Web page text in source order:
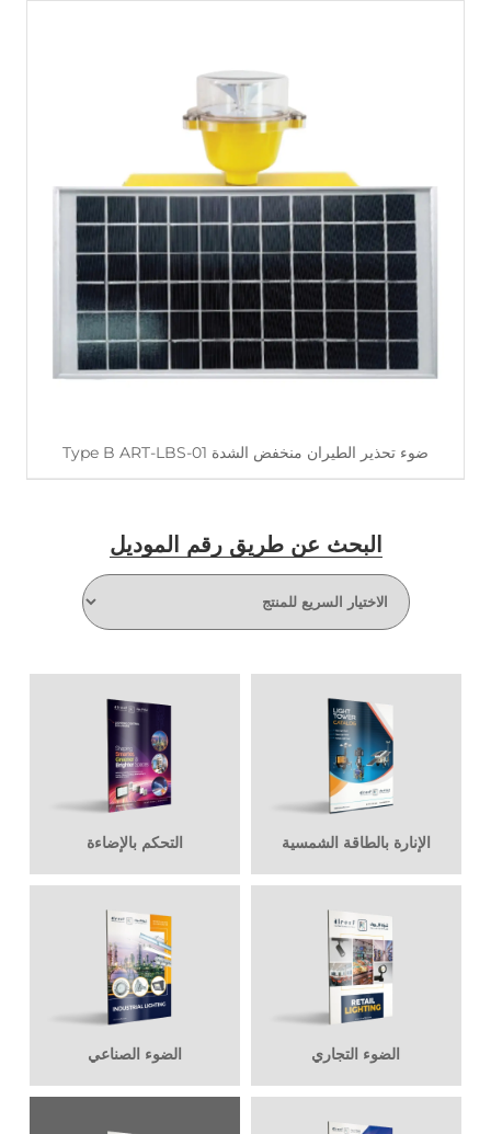
اقرأ أكثر
ضوء تحذير الطيران منخفض الشدة Type B ART-LBS-01
البحث عن طريق رقم الموديل
الإنارة بالطاقة الشمسية التحكم بالإضاءة
الضوء التجاري الضوء الصناعي